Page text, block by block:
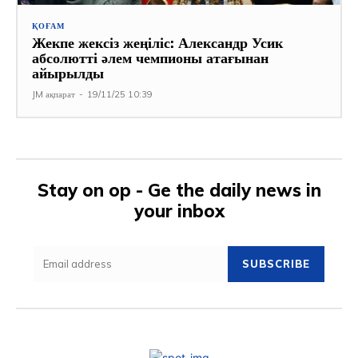
ҚОҒАМ
Жекпе жексіз жеңіліс: Александр Усик
абсолютті әлем чемпионы атағынан
айырылды
JM ақпарат - 19/11/25 10:39
Stay on op - Ge the daily news in
your inbox
SUBSCRIBE